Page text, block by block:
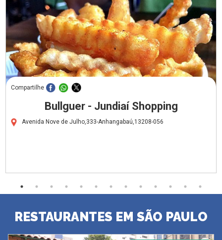
Compartilhe
Bullguer - Jundiaí Shopping
Avenida Nove de Julho,333-Anhangabaú,13208-056
RESTAURANTES EM SÃO PAULO